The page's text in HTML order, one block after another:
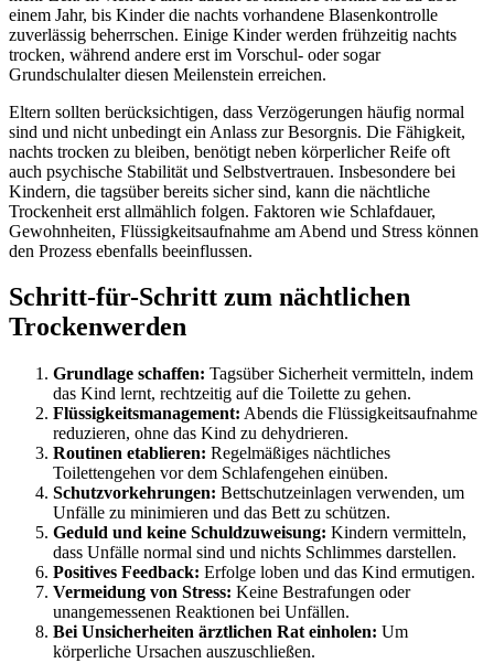
einem Jahr, bis Kinder die nachts vorhandene Blasenkontrolle
zuverlässig beherrschen. Einige Kinder werden frühzeitig nachts
trocken, während andere erst im Vorschul- oder sogar
Grundschulalter diesen Meilenstein erreichen.
Eltern sollten berücksichtigen, dass Verzögerungen häufig normal
sind und nicht unbedingt ein Anlass zur Besorgnis. Die Fähigkeit,
nachts trocken zu bleiben, benötigt neben körperlicher Reife oft
auch psychische Stabilität und Selbstvertrauen. Insbesondere bei
Kindern, die tagsüber bereits sicher sind, kann die nächtliche
Trockenheit erst allmählich folgen. Faktoren wie Schlafdauer,
Gewohnheiten, Flüssigkeitsaufnahme am Abend und Stress können
den Prozess ebenfalls beeinflussen.
Schritt-für-Schritt zum nächtlichen
Trockenwerden
Grundlage schaffen: Tagsüber Sicherheit vermitteln, indem
das Kind lernt, rechtzeitig auf die Toilette zu gehen.
Flüssigkeitsmanagement: Abends die Flüssigkeitsaufnahme
reduzieren, ohne das Kind zu dehydrieren.
Routinen etablieren: Regelmäßiges nächtliches
Toilettengehen vor dem Schlafengehen einüben.
Schutzvorkehrungen: Bettschutzeinlagen verwenden, um
Unfälle zu minimieren und das Bett zu schützen.
Geduld und keine Schuldzuweisung: Kindern vermitteln,
dass Unfälle normal sind und nichts Schlimmes darstellen.
Positives Feedback: Erfolge loben und das Kind ermutigen.
Vermeidung von Stress: Keine Bestrafungen oder
unangemessenen Reaktionen bei Unfällen.
Bei Unsicherheiten ärztlichen Rat einholen: Um
körperliche Ursachen auszuschließen.